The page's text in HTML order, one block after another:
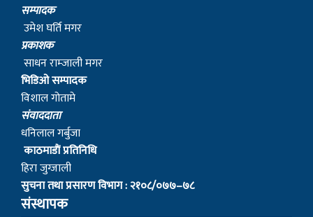
सम्पादक
उमेश घर्ति मगर
प्रकाशक
साधन राम्जाली मगर
भिडिओ सम्पादक
विशाल गोतामे
स‌ंवाददाता
धनिलाल गर्बुजा
काठमाडाैं प्रतिनिधि
हिरा जुग्जाली
सुचना तथा प्रसारण विभाग : २१०८/०७७–७८
संस्थापक